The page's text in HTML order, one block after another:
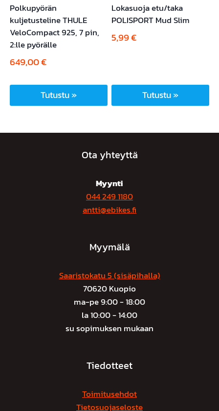
Polkupyörän
kuljetusteline THULE
VeloCompact 925, 7 pin,
2:lle pyörälle
649,00€
Tutustu »
Lokasuoja etu/taka
POLISPORT Mud Slim
5,99€
Tutustu »
Ota yhteyttä
Myynti
044 249 1180
antti@ebikes.fi
Myymälä
Saaristokatu 5 (sisäpihalla)
70620 Kuopio
ma-pe 9:00 - 18:00
la 10:00 - 14:00
su sopimuksen mukaan
Tiedotteet
Toimitusehdot
Tietosuojaseloste